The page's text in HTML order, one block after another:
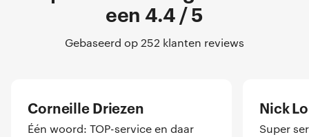
een 4.4 / 5
Gebaseerd op 252 klanten reviews
Corneille Driezen
Één woord: TOP-service en daar
Nick
Super